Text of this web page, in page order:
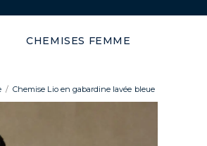
CHEMISES FEMME
Chemise Lio en gabardine lavée bleue